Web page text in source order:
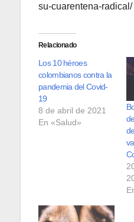
su-cuarentena-radical/
Relacionado
Los 10 héroes
colombianos contra la
pandemia del Covid-
19
8 de abril de 2021
En «Salud»